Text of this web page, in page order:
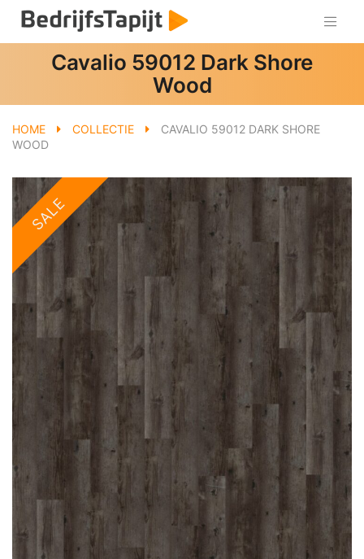
Cavalio 59012 Dark Shore
Wood
HOME COLLECTIE
CAVALIO 59012 DARK SHORE
WOOD
SALE